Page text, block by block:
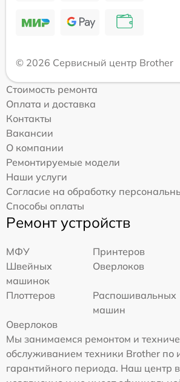
© 2026 Сервисный центр Brother
Стоимость ремонта
Оплата и доставка
Контакты
Вакансии
О компании
Ремонтируемые модели
Наши услуги
Согласие на обработку
Способы оплаты
Ремонт устройств
МФУ
Принтеров
Швейных
машинок
Оверлоков
Плоттеров
Распошивальных
машин
Оверлоков
Мы занимаемся ремонтом и
обслуживанием техники Brother по
гарантийного периода. Наш центр